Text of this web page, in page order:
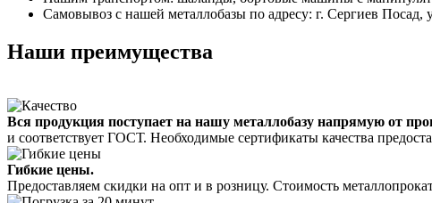
Самовывоз с нашей металлобазы по адресу: г. Сергиев Посад,
Наши преимущества
Вся продукция поступает на нашу металлобазу напрямую от
и соответствует ГОСТ. Необходимые сертификаты качества
Гибкие цены.
Предоставляем скидки на опт и в розницу. Стоимость